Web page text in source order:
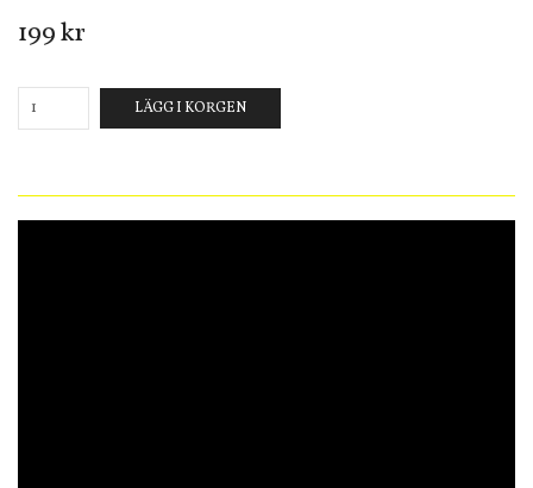
199 kr
LÄGG I KORGEN